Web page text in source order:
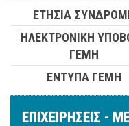
ΕΤΗΣΙΑ
ΗΛΕΚΤΡΟΝΙΚΗ
ΓΕΜΗ
ΕΝΤΥΠΑ ΓΕΜΗ
ΕΠΙΧΕΙΡΗΣΕΙΣ -